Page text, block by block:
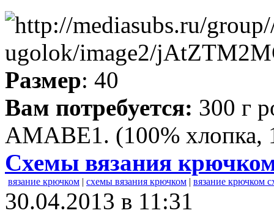
Размер: 40
Вам потребуется: 300 г
АМАВЕ1. (100% хлопка,
Схемы вязания
вязание крючком | схемы вязания крючком | вязание крючком
30.04.2013 в 11:31